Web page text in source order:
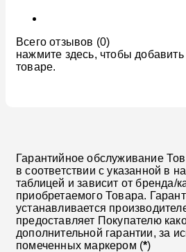
Всего отзывов (0)
нажмите здесь, чтобы
товаре.
Гарантийное обслуживание
в соответствии с указанной в
таблицей и зависит от бренда/
приобретаемого Товара.
устанавливается
предоставляет Покупателю
дополнительной гарантии, за
помеченных маркером (*)